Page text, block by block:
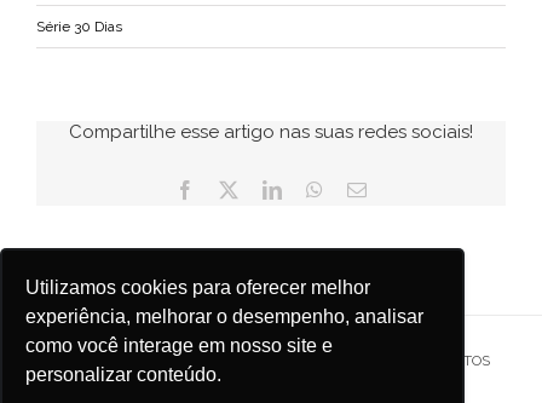
Utilizamos cookies para oferecer melhor
experiência, melhorar o desempenho, analisar
como você interage em nosso site e
personalizar conteúdo.
Série 30 Dias
Compartilhe esse artigo nas suas redes sociais!
Facebook LinkedInWhatsApp
E-
2026 ICTHYS COMUNICAÇÃO. TODOS OS DIREITOS